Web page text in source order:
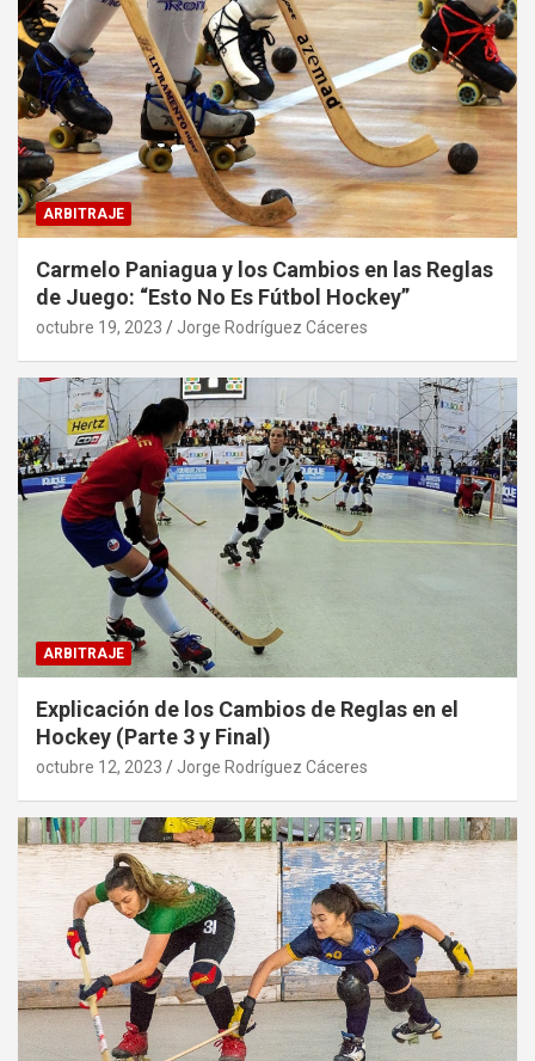
ARBITRAJE
Carmelo Paniagua y los Cambios en las Reglas
de Juego: “Esto No Es Fútbol Hockey”
octubre 19, 2023 Jorge Rodríguez Cáceres
ARBITRAJE
Explicación de los Cambios de Reglas en el
Hockey (Parte 3 y Final)
octubre 12, 2023 Jorge Rodríguez Cáceres